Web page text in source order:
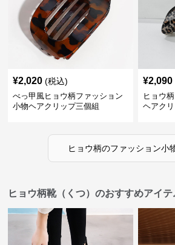
¥2,020 (税込)
べっ甲風ヒョウ柄ファッション
小物ヘアクリップ三個組
¥2,090
ヒョウ
ヘアク
ヒョウ柄のファッション小
ヒョウ柄靴（くつ）のおすすめアイテ